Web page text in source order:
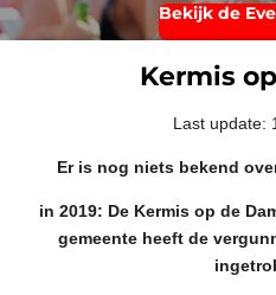
Bekijk de
Kermis
Last update:
Er is nog niets bekend
in 2019: De Kermis op de
gemeente heeft de